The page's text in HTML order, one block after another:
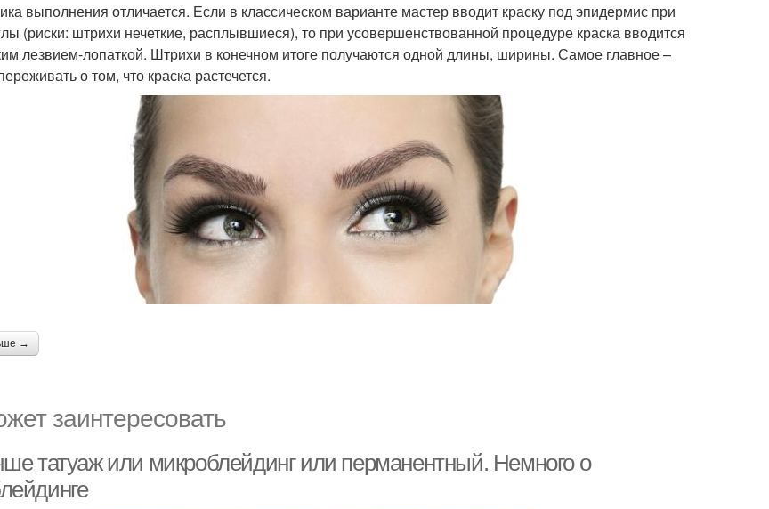
выполнения отличается. Если в классическом варианте мастер вводит краску под эпидермис при
(риски: штрихи нечеткие, расплывшиеся), то при усовершенствованной процедуре краска вводится
лезвием-лопаткой. Штрихи в конечном итоге получаются одной длины, ширины. Самое главное –
о том, что краска растечется.
→
заинтересовать
татуаж или микроблейдинг или перманентный. Немного о